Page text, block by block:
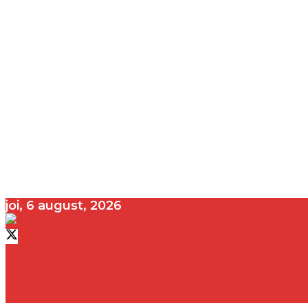
joi, 6 august, 2026